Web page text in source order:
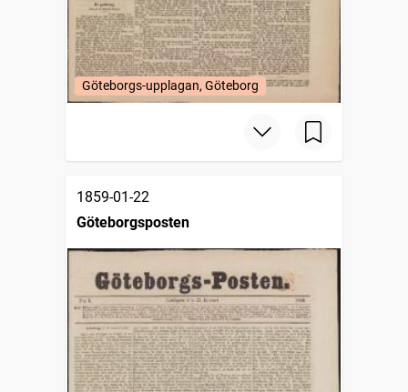
Göteborgs-upplagan, Göteborg
1859-01-22
Göteborgsposten